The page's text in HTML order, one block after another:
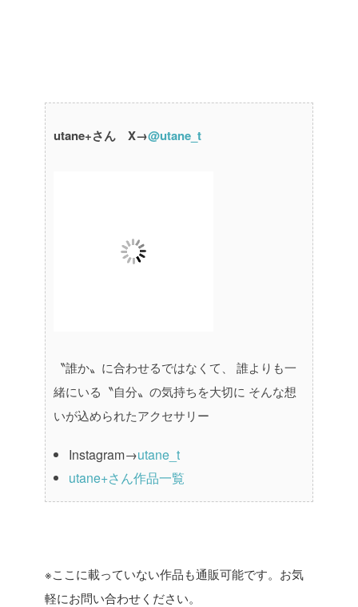
utane+さん X→@utane_t
〝誰か〟に合わせるではなくて、
誰よりも一
緒にいる〝自分〟の気持ちを大切に そんな想
いが込められたアクセサリー
Instagram→utane_t
utane+さん作品一覧
※ここに載っていない作品も通販可能です。お気
軽にお問い合わせください。